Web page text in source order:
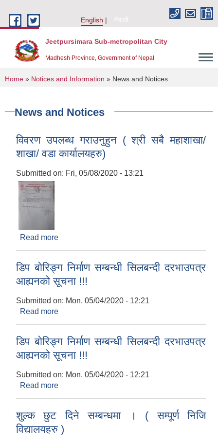
English
नेपाली
Jeetpursimara Sub-metropolitan City
Madhesh Province, Government of Nepal
You are here
Home » Notices and Information » News and Notices
News and Notices
विवरण उपलब्ध गराउनुहुन ( श्री सबै महाशाखा/
शाखा/ वडा कार्यालयहरु)
Submitted on: Fri, 05/08/2020 - 13:21
Read more
डिप बोरिङ्ग निर्माण सम्बन्धी सिलबन्दी दरभाउपत्र
आह्यनको सूचना !!!
Submitted on: Mon, 05/04/2020 - 12:21
Read more
डिप बोरिङ्ग निर्माण सम्बन्धी सिलबन्दी दरभाउपत्र
आह्यनको सूचना !!!
Submitted on: Mon, 05/04/2020 - 12:21
Read more
शुल्क छुट दिने सम्बन्धमा । ( सम्पूर्ण निजि
विद्यालयहरु )